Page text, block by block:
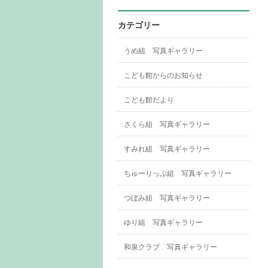
カテゴリー
うめ組 写真ギャラリー
こども館からのお知らせ
こども館だより
さくら組 写真ギャラリー
すみれ組 写真ギャラリー
ちゅーりっぷ組 写真ギャラリー
つぼみ組 写真ギャラリー
ゆり組 写真ギャラリー
和泉クラブ 写真ギャラリー